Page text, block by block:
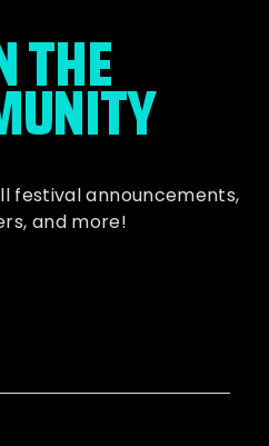
THE
festivalannouncements,
and more!